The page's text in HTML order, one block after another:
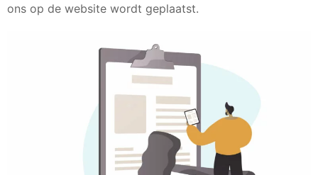
ons op de website wordt geplaatst.